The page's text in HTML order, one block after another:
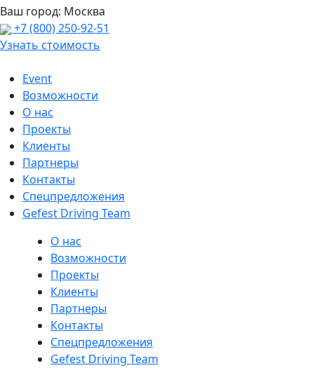
Ваш город: Москва
+7 (800) 250-92-51
Узнать стоимость
Event
Возможности
О нас
Проекты
Клиенты
Партнеры
Контакты
Спецпредложения
Gefest Driving Team
О нас
Возможности
Проекты
Клиенты
Партнеры
Контакты
Спецпредложения
Gefest Driving Team